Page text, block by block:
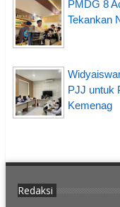
PMDG 8
Tekankan
PJJ untuk
Kemenag
Redaksi